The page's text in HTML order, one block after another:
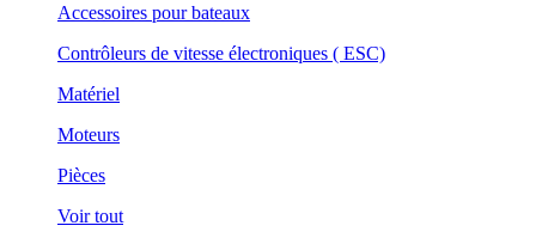
Accessoires pour bateaux
Contrôleurs de vitesse électroniques ( ESC)
Matériel
Moteurs
Pièces
Voir tout